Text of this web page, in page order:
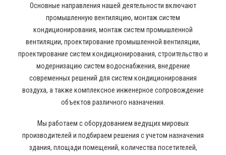
Основные направления нашей деятельности включают
промышленную вентиляцию, монтаж систем
кондиционирования, монтаж систем промышленной
вентиляции, проектирование промышленной вентиляции,
проектирование систем кондиционирования, строительство и
модернизацию систем водоснабжения, внедрение
современных решений для систем кондиционирования
воздуха, а также комплексное инженерное сопровождение
объектов различного назначения.
Мы работаем с оборудованием ведущих мировых
производителей и подбираем решения с учетом назначения
здания, площади помещений, количества посетителей,